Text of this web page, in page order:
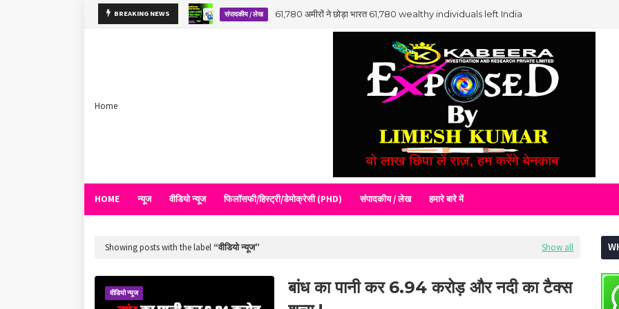
BREAKING NEWS संपादकीय / लेख 61,780 अमीरों ने छोड़ा भारत 61,780 wealthy individuals left India
Home
HOME न्यूज वीडियो न्यूज फिलॉसफी/हिस्ट्री/डेमोक्रेसी (PHD) संपादकीय / लेख हमारे बारे में
Showing posts with the label वीडियो न्यूज Show all
वीडियो न्यूज
बांध का पानी कर 6.94 करोड़ और नदी का टैक्स